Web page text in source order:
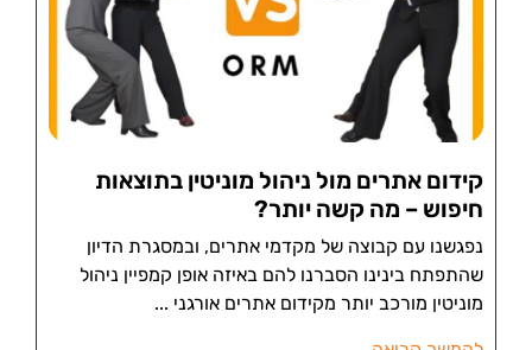
קידום אתרים מול ניהול מוניטין בתוצאות
חיפוש – מה קשה יותר?
נפגשנו עם קבוצה של מקדמי אתרים, ובמסגרת הדיון
שהתפתח בינינו הסברנו להם באיזה אופן קמפיין ניהול
מוניטין מורכב יותר מקידום אתרים אורגני